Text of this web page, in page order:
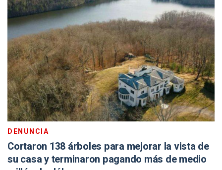
DENUNCIA
Cortaron 138 árboles para mejorar la vista de
su casa y terminaron pagando más de medio